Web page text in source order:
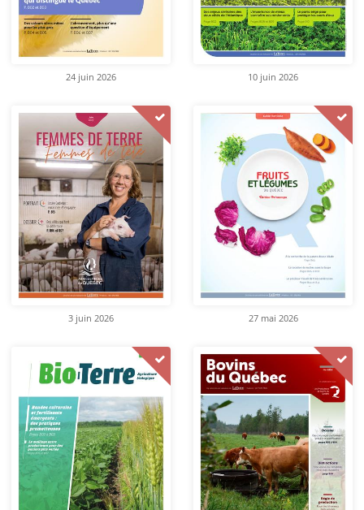
24 juin 2026 10 juin 2026
3 juin 2026 27 mai 2026